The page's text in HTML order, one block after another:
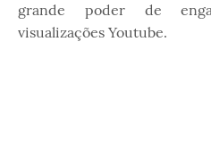
grande poder de
visualizações Youtube.